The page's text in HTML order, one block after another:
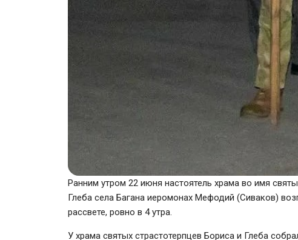
Ранним утром 22 июня настоятель храма во имя
Глеба села Багана иеромонах Мефодий (Сиваков)
рассвете, ровно в 4 утра.
У храма святых страстотерпцев Бориса и Глеба